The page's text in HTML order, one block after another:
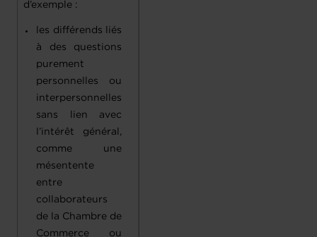
d’exemple :
les différends liés
à des questions
purement
personnelles ou
interpersonnelles
sans lien avec
l’intérêt général,
comme une
mésentente
entre
collaborateurs
de la Chambre de
Commerce ou